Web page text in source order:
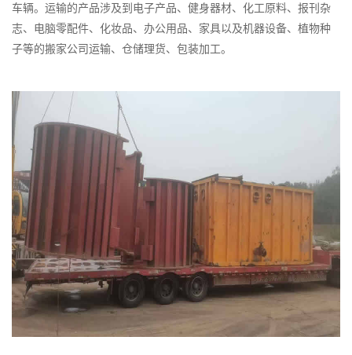
车辆。运输的产品涉及到电子产品、健身器材、化工原料、报刊杂
志、电脑零配件、化妆品、办公用品、家具以及机器设备、植物种
子等的搬家公司运输、仓储理货、包装加工。